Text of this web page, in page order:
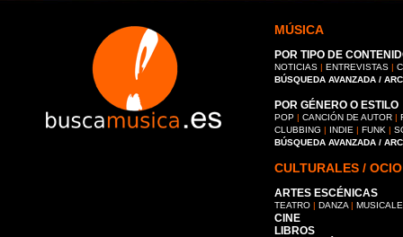
MÚSICA
POR TIPO DE
NOTICIAS | ENTREVISTAS |
BÚSQUEDA AVANZADA /
POR GÉNERO O ESTILO
POP | CANCIÓN DE AUTOR |
CLUBBING | INDIE | FUNK |
BÚSQUEDA AVANZADA /
CULTURALES / OCIO
ARTES ESCÉNICAS
TEATRO | DANZA |
CINE
LIBROS